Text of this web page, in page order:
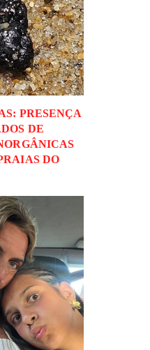
PRESENÇA
DE
DO